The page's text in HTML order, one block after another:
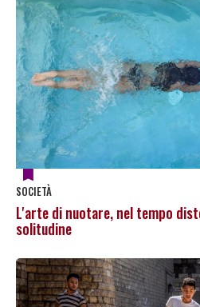
SOCIETÀ
L'arte di nuotare, nel tempo
solitudine